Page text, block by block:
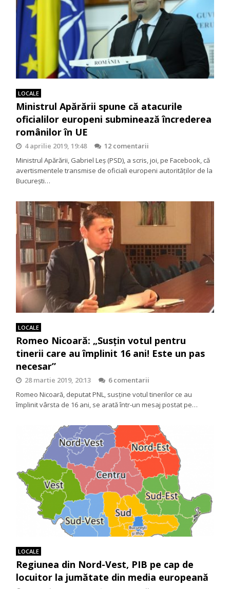
LOCALE
Ministrul Apărării spune că atacurile
oficialilor europeni subminează încrederea
românilor în UE
4 aprilie 2019, 19:48
12 comentarii
Ministrul Apărării, Gabriel Leș (PSD), a scris, joi, pe Facebook, că
avertismentele transmise de oficiali europeni autorităților de la
București…
LOCALE
Romeo Nicoară: „Susțin votul pentru
tinerii care au împlinit 16 ani! Este un pas
necesar”
28 martie 2019, 20:13
6 comentarii
Romeo Nicoară, deputat PNL, susține votul tinerilor ce au
împlinit vârsta de 16 ani, se arată într-un mesaj postat pe…
LOCALE
Regiunea din Nord-Vest, PIB pe cap de
locuitor la jumătate din media europeană